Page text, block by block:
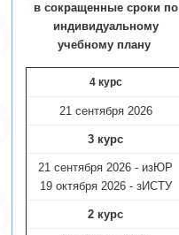
в сокращенные сроки по
индивидуальному
учебному плану​
4 курс
21 сентября 2026
3 курс
21 сентября 2026 - изЮР
19 октября 2026 - зИСТУ
2 курс